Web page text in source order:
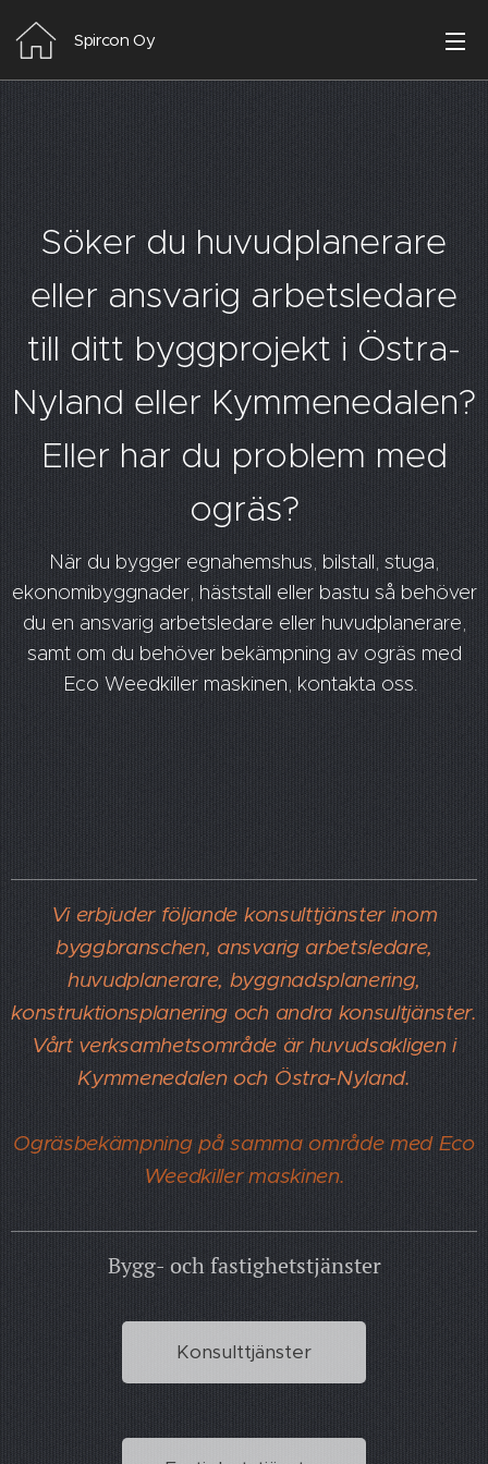
Spircon Oy
Söker du huvudplanerare
eller ansvarig arbetsledare
till ditt byggprojekt i Östra-
Nyland eller Kymmenedalen?
Eller har du problem med
ogräs?
När du bygger egnahemshus, bilstall, stuga,
ekonomibyggnader, häststall eller bastu så behöver
du en ansvarig arbetsledare eller huvudplanerare,
samt om du behöver bekämpning av ogräs med
Eco Weedkiller maskinen, kontakta oss.
Vi erbjuder följande konsulttjänster inom
byggbranschen, ansvarig arbetsledare,
huvudplanerare, byggnadsplanering,
konstruktionsplanering och andra konsultjänster.
Vårt verksamhetsområde är huvudsakligen i
Kymmenedalen och Östra-Nyland.
Ogräsbekämpning på samma område med Eco
Weedkiller maskinen.
Bygg- och fastighetstjänster
Konsulttjänster